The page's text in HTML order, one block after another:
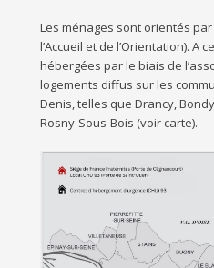
Les ménages sont orientés par
l’Accueil et de l’Orientation). A
hébergées par le biais de
logements diffus sur les
Denis, telles que Drancy,
Rosny-Sous-Bois (voir carte).